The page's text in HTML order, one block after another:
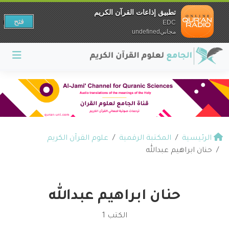
الرئيسية المكتبة الرقمية
علوم القرآن الكريم
حنان ابراهيم عبدالله
حنان ابراهيم عبدالله
الكتب 1
تطبيق إذاعات القرآن الكريم
EDC
مجانيundefined
فتح